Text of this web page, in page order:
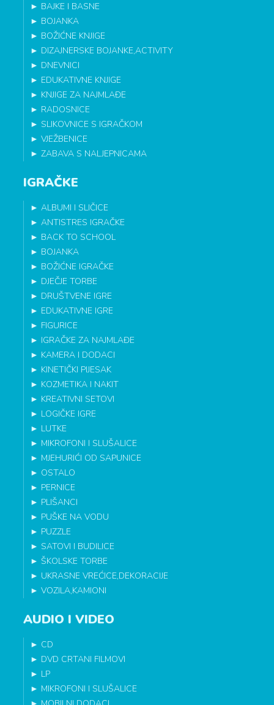
► BAJKE I BASNE
► BOJANKA
► BOŽIĆNE KNJIGE
► DIZAJNERSKE BOJANKE,ACTIVITY
► DNEVNICI
► EDUKATIVNE KNJIGE
► KNJIGE ZA NAJMLAĐE
► RADOSNICE
►SLIKOVNICE S IGRAČKOM
►VJEŽBENICE
►ZABAVA S NALJEPNICAMA
IGRAČKE
►ALBUMI I SLIČICE
►ANTISTRES IGRAČKE
► BACK TO SCHOOL
► BOJANKA
► BOŽIĆNE IGRAČKE
► DJEČJE TORBE
► DRUŠTVENE IGRE
► EDUKATIVNE IGRE
► FIGURICE
► IGRAČKE ZA NAJMLAĐE
► KAMERA I DODACI
► KINETIČKI PIJESAK
► KOZMETIKA I NAKIT
► KREATIVNI SETOVI
► LOGIČKE IGRE
► LUTKE
► MIKROFONI I SLUŠALICE
► MJEHURIĆI OD SAPUNICE
► OSTALO
► PERNICE
► PLIŠANCI
► PUŠKE NA VODU
► PUZZLE
►SATOVI I BUDILICE
►ŠKOLSKE TORBE
► UKRASNE VREĆICE,DEKORACIJE
►VOZILA,KAMIONI
AUDIO I VIDEO
► CD
► DVD CRTANI FILMOVI
► LP
► MIKROFONI I SLUŠALICE